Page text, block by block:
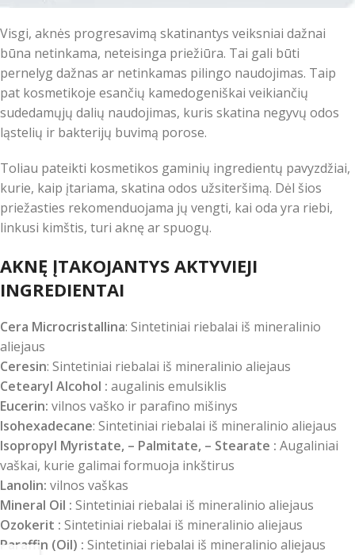
Visgi, aknės progresavimą skatinantys veiksniai dažnai
būna netinkama, neteisinga priežiūra. Tai gali būti
pernelyg dažnas ar netinkamas pilingo naudojimas. Taip
pat kosmetikoje esančių kamedogeniškai veikiančių
sudedamųjų dalių naudojimas, kuris skatina negyvų odos
ląstelių ir bakterijų buvimą porose.
Toliau pateikti kosmetikos gaminių ingredientų pavyzdžiai,
kurie, kaip įtariama, skatina odos užsiteršimą. Dėl šios
priežasties rekomenduojama jų vengti, kai oda yra riebi,
linkusi kimštis, turi aknę ar spuogų.
AKNĘ ĮTAKOJANTYS AKTYVIEJI
INGREDIENTAI
Cera Microcristallina: Sintetiniai riebalai iš mineralinio
aliejaus
Ceresin: Sintetiniai riebalai iš mineralinio aliejaus
Cetearyl Alcohol : augalinis emulsiklis
Eucerin: vilnos vaško ir parafino mišinys
Isohexadecane: Sintetiniai riebalai iš mineralinio aliejaus
Isopropyl Myristate, – Palmitate, – Stearate : Augaliniai
vaškai, kurie galimai formuoja inkštirus
Lanolin: vilnos vaškas
Mineral Oil : Sintetiniai riebalai iš mineralinio aliejaus
Ozokerit : Sintetiniai riebalai iš mineralinio aliejaus
Paraffin (Oil) : Sintetiniai riebalai iš mineralinio aliejaus